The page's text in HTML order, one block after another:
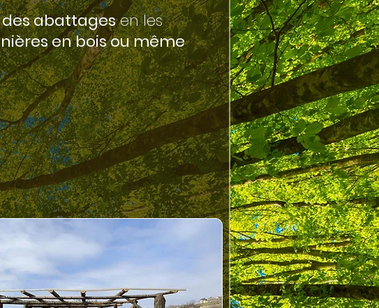
des abattagesen les
en bois ou même